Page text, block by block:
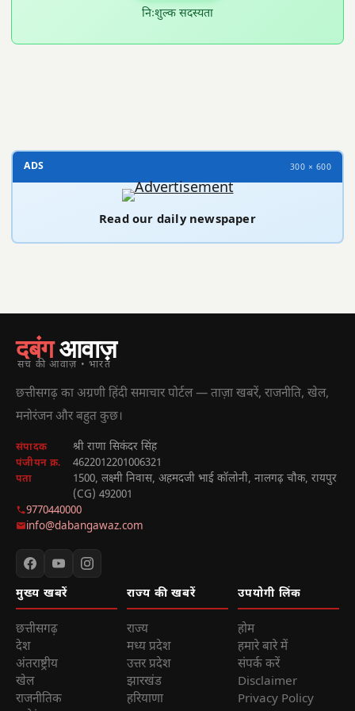
निःशुल्क सदस्यता
ADS 300 × 600
Read our daily newspaper
दबंगआवाज़
सच की आवाज़ • भारत
छत्तीसगढ़ का अग्रणी हिंदी समाचार पोर्टल — ताज़ा खबरें, राजनीति, खेल,
मनोरंजन और बहुत कुछ।
संपादक श्री राणा सिकंदर सिंह
पंजीयन क्र. 4622012201006321
पता
1500, लक्ष्मी निवास, अहमदजी भाई कॉलोनी, नालगढ़ चौक, रायपुर
(CG) 492001
9770440000
info@dabangawaz.com
मुख्य खबरें
छत्तीसगढ़
देश
अंतराष्ट्रीय
खेल
राजनीतिक
राज्य की खबरें
राज्य
मध्य प्रदेश
उत्तर प्रदेश
झारखंड
हरियाणा
उपयोगी लिंक
होम
हमारे बारे में
संपर्क करें
Disclaimer
Privacy Policy